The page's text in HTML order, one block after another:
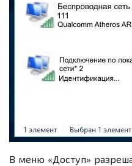
В меню «Доступ»